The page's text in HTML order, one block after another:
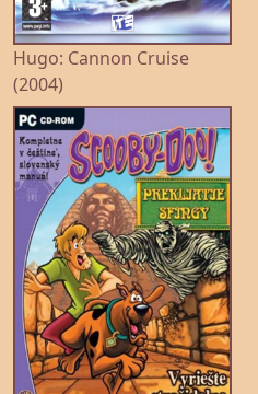
Hugo: Cannon Cruise
(2004)